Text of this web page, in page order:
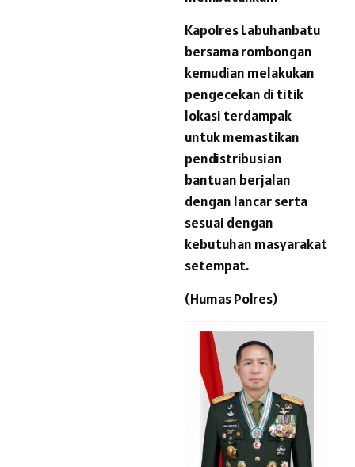
Kapolres Labuhanbatu
bersama rombongan
kemudian melakukan
pengecekan di titik
lokasi terdampak
untuk memastikan
pendistribusian
bantuan berjalan
dengan lancar serta
sesuai dengan
kebutuhan masyarakat
setempat.
(Humas Polres)